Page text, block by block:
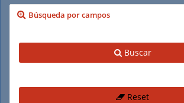
Búsqueda por campos
Buscar
Reset